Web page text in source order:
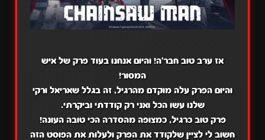
אז ערב טוב חבר'ה! והיום אנחנו בעוד פרק של איש
המסור!
והיום הפרק עלה מוקדם מהרגיל, זה בגלל שאריאל ורקי
שלנו עשו הכל ואני רק קודדתי וביקרתי.
פרק טוב כרגיל, כמצופה מהסדרה הכי טובה העונה!
חשוב לי לציין שלקודד את הפרק ולעלות את הפוסט הזה